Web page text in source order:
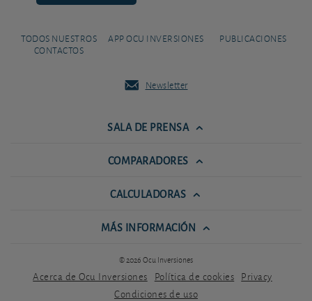
TODOS NUESTROS
CONTACTOS
APP OCU INVERSIONES PUBLICACIONES
Newsletter
SALA DE PRENSA
COMPARADORES
CALCULADORAS
MÁS INFORMACIÓN
© 2026 Ocu Inversiones
Acerca de Ocu Inversiones Política de cookies Privacy
Condiciones de uso